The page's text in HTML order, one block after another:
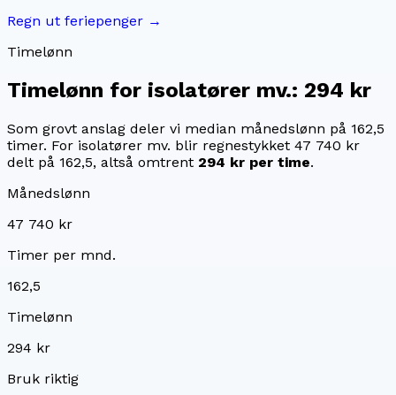
Regn ut feriepenger →
Timelønn
Timelønn for isolatører mv.: 294 kr
Som grovt anslag deler vi median månedslønn på 162,5
timer. For isolatører mv. blir regnestykket 47 740 kr
delt på 162,5, altså omtrent 294 kr per time.
Månedslønn
47 740 kr
Timer per mnd.
162,5
Timelønn
294 kr
Bruk riktig